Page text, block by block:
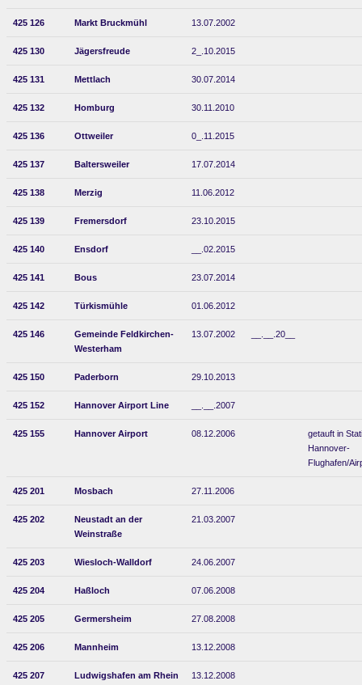
425 126 Markt Bruckmühl 13.07.2002
425 130 Jägersfreude 2_.10.2015
425 131 Mettlach 30.07.2014
425 132 Homburg 30.11.2010
425 136 Ottweiler 0_.11.2015
425 137 Baltersweiler 17.07.2014
425 138 Merzig 11.06.2012
425 139 Fremersdorf 23.10.2015
425 140 Ensdorf __.02.2015
425 141 Bous 23.07.2014
425 142 Türkismühle 01.06.2012
425 146
Gemeinde Feldkirchen-
Westerham
13.07.2002 __.__.20__
425 150 Paderborn 29.10.2013
425 152 Hannover Airport Line __.__.2007
425 155 Hannover Airport 08.12.2006
getauft in
Hannover-
Flughafen/
425 201 Mosbach 27.11.2006
425 202
Neustadt an der
Weinstraße
21.03.2007
425 203 Wiesloch-Walldorf 24.06.2007
425 204 Haßloch 07.06.2008
425 205 Germersheim 27.08.2008
425 206 Mannheim 13.12.2008
425 207 Ludwigshafen am Rhein 13.12.2008